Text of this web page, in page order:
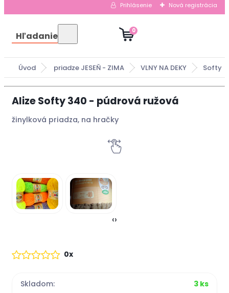
Prihlásenie Nová registrácia
Hľadanie 0
Úvod priadze JESEŇ - ZIMA VLNY NA DEKY Softy
Alize Softy 340 - púdrová ružová
žinylková priadza, na hračky
‹›
0x
Skladom: 3 ks